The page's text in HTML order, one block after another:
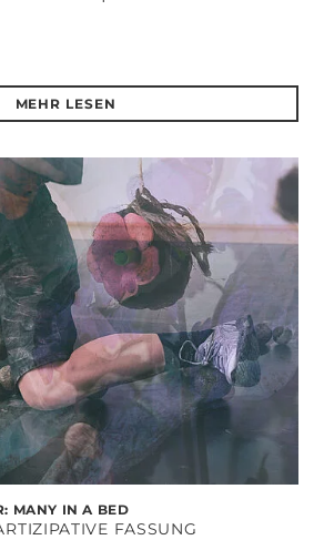
MEHR LESEN
MANY IN A BED
FASSUNG